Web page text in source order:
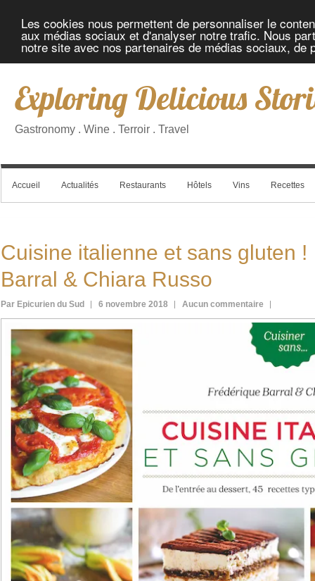
Les cookies nous permettent de personnaliser le
aux médias sociaux et d'analyser notre trafic. Nous
notre site avec nos partenaires de médias sociaux, de
Exploring Delicious
Gastronomy . Wine . Terroir . Travel
Accueil Actualités Restaurants Hôtels Vins Recettes
Cuisine italienne et sans gluten !
Barral & Chiara Russo
Par Epicurien du Sud 6 novembre 2018 Aucun commentaire